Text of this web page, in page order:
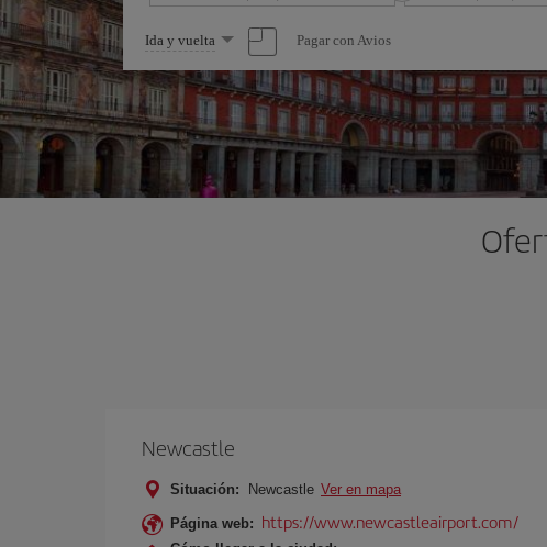
Seleccione
una
opción
Ida y vuelta Pagar con Avios
Newcastle
Situación: Newcastle Ver en mapa
Página web: https://www.newcastleairport.com/